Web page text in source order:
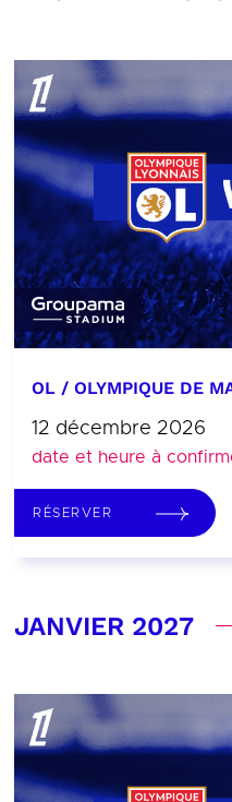
OL / OLYMPIQUE DE
12 décembre 2026
date et heure à
RÉSERVER
JANVIER 2027